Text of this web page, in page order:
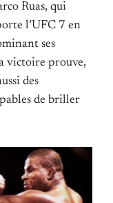
Ruas, qui
l’UFC 7 en
ses
victoire prouve,
des
de briller